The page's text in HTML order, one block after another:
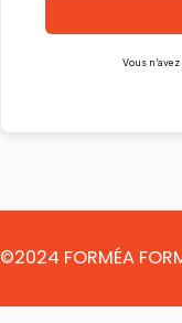
Vous
©2024 FORMÉA